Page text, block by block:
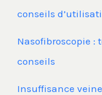
conseils
Nasofibroscopie :
conseils
Insuffisance